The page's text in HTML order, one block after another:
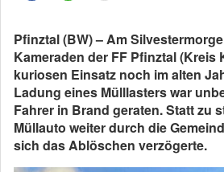
Pfinztal (BW) – Am
Kameraden der FF Pfinztal (Kreis
kuriosen Einsatz noch im alten
Ladung eines Mülllasters war
Fahrer in Brand geraten. Statt zu
Müllauto weiter durch die
sich das Ablöschen verzögerte.